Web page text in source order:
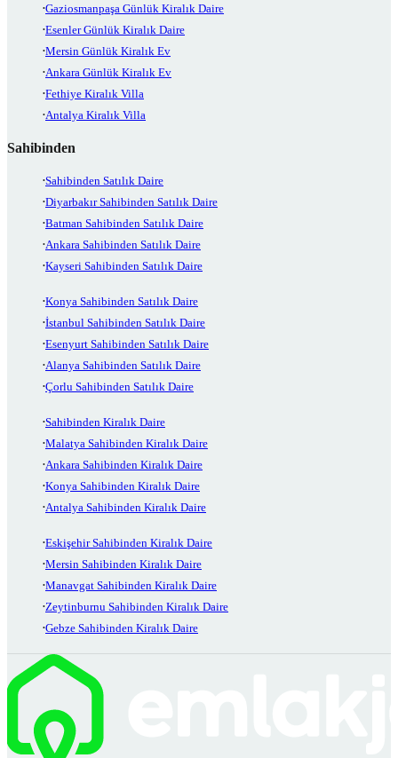
Gaziosmanpaşa Günlük Kiralık Daire
Esenler Günlük Kiralık Daire
Mersin Günlük Kiralık Ev
Ankara Günlük Kiralık Ev
Fethiye Kiralık Villa
Antalya Kiralık Villa
Sahibinden
Sahibinden Satılık Daire
Diyarbakır Sahibinden Satılık Daire
Batman Sahibinden Satılık Daire
Ankara Sahibinden Satılık Daire
Kayseri Sahibinden Satılık Daire
Konya Sahibinden Satılık Daire
İstanbul Sahibinden Satılık Daire
Esenyurt Sahibinden Satılık Daire
Alanya Sahibinden Satılık Daire
Çorlu Sahibinden Satılık Daire
Sahibinden Kiralık Daire
Malatya Sahibinden Kiralık Daire
Ankara Sahibinden Kiralık Daire
Konya Sahibinden Kiralık Daire
Antalya Sahibinden Kiralık Daire
Eskişehir Sahibinden Kiralık Daire
Mersin Sahibinden Kiralık Daire
Manavgat Sahibinden Kiralık Daire
Zeytinburnu Sahibinden Kiralık Daire
Gebze Sahibinden Kiralık Daire